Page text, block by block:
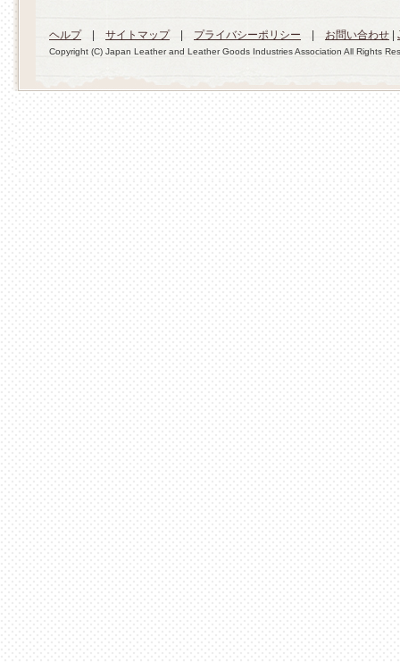
ヘルプ| サイトマップ| プライバシーポリシー お問い合わせ
Copyright (C) Japan Leather and Leather Goods Industries Association All Rights